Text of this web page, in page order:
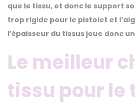
que le tissu, et donc le support
trop rigide pour le pistolet et
l’épaisseur du tissus joue donc
Le meilleur
tissu pour le